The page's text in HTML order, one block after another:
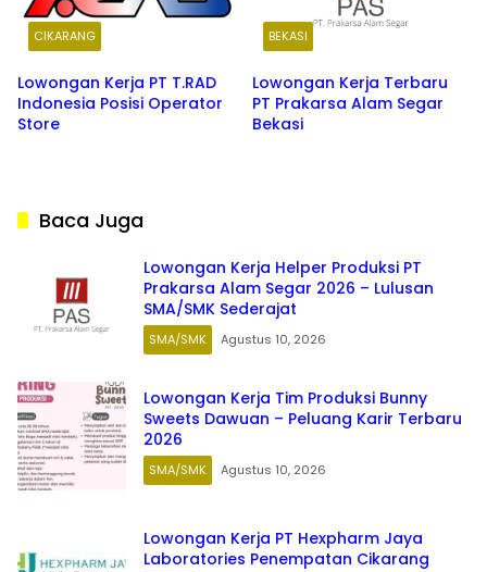
CIKARANG
Lowongan Kerja PT T.RAD
Indonesia Posisi Operator
Store
BEKASI
Lowongan Kerja Terbaru
PT Prakarsa Alam Segar
Bekasi
Baca Juga
Lowongan Kerja Helper Produksi PT
Prakarsa Alam Segar 2026 – Lulusan
SMA/SMK Sederajat
SMA/SMK Agustus 10, 2026
Lowongan Kerja Tim Produksi Bunny
Sweets Dawuan – Peluang Karir Terbaru
2026
SMA/SMK Agustus 10, 2026
Lowongan Kerja PT Hexpharm Jaya
Laboratories Penempatan Cikarang